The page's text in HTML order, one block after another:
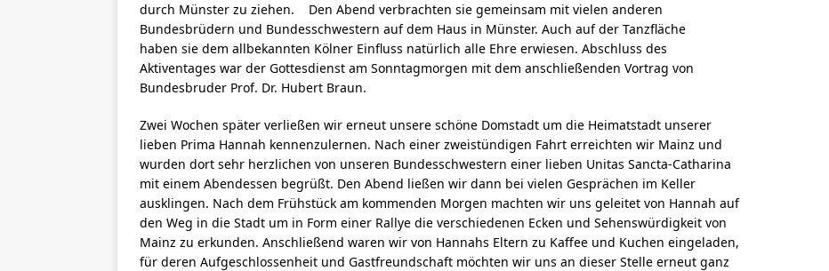
durch Münster zu ziehen. Den Abend verbrachten sie gemeinsam mit vielen anderen
Bundesbrüdern und Bundesschwestern auf dem Haus in Münster. Auch auf der Tanzfläche
haben sie dem allbekannten Kölner Einfluss natürlich alle Ehre erwiesen. Abschluss des
Aktiventages war der Gottesdienst am Sonntagmorgen mit dem anschließenden Vortrag von
Bundesbruder Prof. Dr. Hubert Braun.
Zwei Wochen später verließen wir erneut unsere schöne Domstadt um die Heimatstadt unserer
lieben Prima Hannah kennenzulernen. Nach einer zweistündigen Fahrt erreichten wir Mainz und
wurden dort sehr herzlichen von unseren Bundesschwestern einer lieben Unitas Sancta-Catharina
mit einem Abendessen begrüßt. Den Abend ließen wir dann bei vielen Gesprächen im Keller
ausklingen. Nach dem Frühstück am kommenden Morgen machten wir uns geleitet von Hannah auf
den Weg in die Stadt um in Form einer Rallye die verschiedenen Ecken und Sehenswürdigkeit von
Mainz zu erkunden. Anschließend waren wir von Hannahs Eltern zu Kaffee und Kuchen eingeladen,
für deren Aufgeschlossenheit und Gastfreundschaft möchten wir uns an dieser Stelle erneut ganz